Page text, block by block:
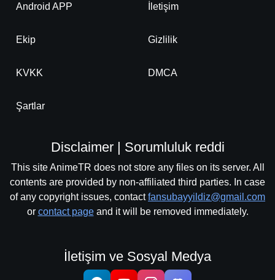
Android APP İletişim
Ekip Gizlilik
KVKK DMCA
Şartlar
Disclaimer | Sorumluluk reddi
This site AnimeTR does not store any files on its server. All
contents are provided by non-affiliated third parties. In case
of any copyright issues, contactfansubayyildiz@gmail.com
or contact pageand it will be removed immediately.
İletişim ve Sosyal Medya